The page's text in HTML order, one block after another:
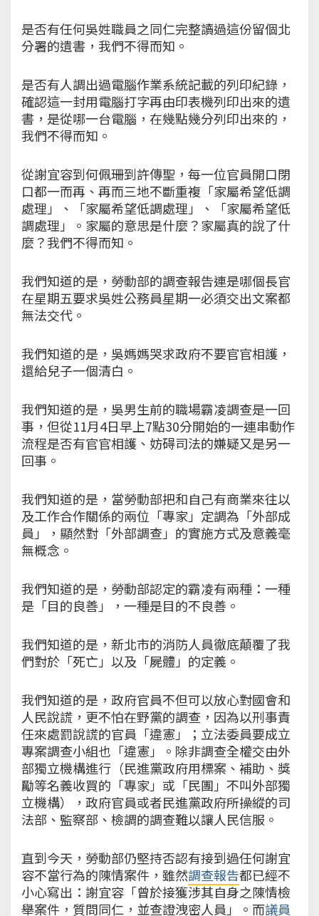
是否有任何吳姓職員之同仁完整讀過這份留個北
分署的遺書，我們不得而知。
是否有人調出過電腦作業系統記載的列印紀錄，
確認這一封用電腦打字再由印表機列印出來的遺
書，是從哪一台電腦，在幾點幾分列印出來的，
我們不得而知。
從謝宜容到何佩珊到許傳聖，每一位官員開口閉
口都一而再、再而三地不斷重複「家屬希望低調
處理」、「家屬希望低調處理」、「家屬希望低
調處理」。家屬的意思是什麼？家屬真的說了什
麼？我們不得而知。
我們知道的是，勞動部的調查報告連是哪個長官
在星期五要求吳姓公務員星期一必須交出文案都
無法交代。
我們知道的是，吳媽媽哭求政府不要官官相護，
還給兒子一個清白。
我們知道的是，吳男生前的職場霸凌調查是一回
事，但從11月4日早上7點30分開始的一連串動作
流程是否有官官相護、妨碍司法的嫌疑又是另一
回事。
我們知道的是，當勞動部把和自己有商業來往以
及工作合作關係的兩位「專家」定調為「外部成
員」，顯然對「外部調查」的實施方式及意義毫
無概念。
我們知道的是，勞動部認定的霸凌有兩種：一種
是「目的良善」，一種是目的不良善。
我們知道的是，新北市的消防人員徹底顛覆了我
們對於「死亡」以及「屍體」的定義。
我們知道的是，政府官員不但可以放心對國會和
人民說謊，更不怕在野黨的調查，因為以刑事責
任來處罰說謊的官員「違憲」；立法委員要成立
專案調查小組也「違憲」。除非調查全權交由外
部獨立機構進行（民進黨政府用標案、補助、獎
勵等名義收買的「專家」或「民團」不叫外部獨
立機構），政府官員或者民進黨政府所操縱的司
法部、監察部、檢調的調查難以讓人民信服。
直到今天，勞動部仍堅持否認有接到過任何謝宜
容不當行為的陳情案件，雖然調查報告都已經不
小心寫出：謝宜容「曾於接獲涉其自身之陳情檢
舉案件，質問同仁，並查證洩密人員」。而議員